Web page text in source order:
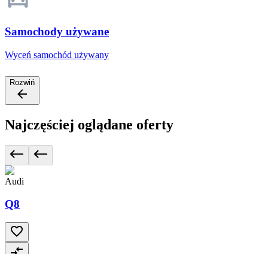
Samochody używane
Wyceń samochód używany
Rozwiń
Najczęściej oglądane oferty
Audi
Q8